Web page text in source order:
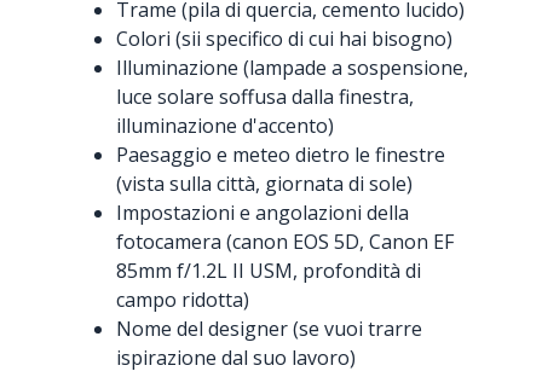
Trame (pila di quercia, cemento lucido)
Colori (sii specifico di cui hai bisogno)
Illuminazione (lampade a sospensione,
luce solare soffusa dalla finestra,
illuminazione d'accento)
Paesaggio e meteo dietro le finestre
(vista sulla città, giornata di sole)
Impostazioni e angolazioni della
fotocamera (canon EOS 5D, Canon EF
85mm f/1.2L II USM, profondità di
campo ridotta)
Nome del designer (se vuoi trarre
ispirazione dal suo lavoro)